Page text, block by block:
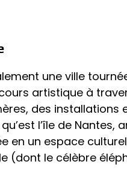
une ville
artistique à
des installations
l’île de Nantes,
en un espace
(dont le célèbre